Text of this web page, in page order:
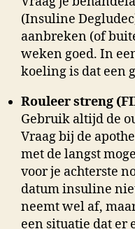
(Insuline
aanbreken (of
weken goed. In
koeling is dat een
Rouleer streng
Gebruik altijd de
Vraag bij de
met de langst
voor je achterste
datum insuline
neemt wel af,
een situatie dat er